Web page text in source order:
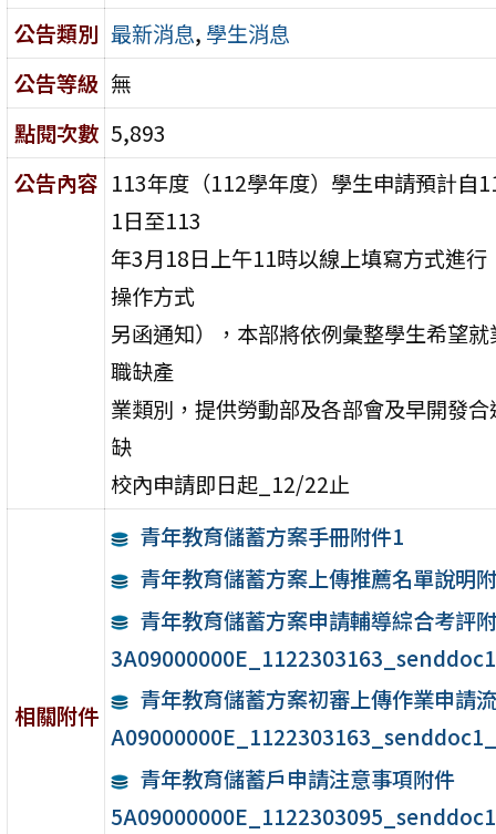
公告類別 最新消息, 學生消息
公告等級 無
點閱次數 5,893
公告內容 113年度（112學年度）學生申請預計自
1日至113
年3月18日上午11時以線上填寫方式進行
操作方式
另函通知），本部將依例彙整學生希望
職缺產
業類別，提供勞動部及各部會及早開發
缺
校內申請即日起_12/22止
相關附件
青年教育儲蓄方案手冊附件1
青年教育儲蓄方案上傳推薦名單說明
青年教育儲蓄方案申請輔導綜合考評
青年教育儲蓄方案初審上傳作業申請
青年教育儲蓄戶申請注意事項附件